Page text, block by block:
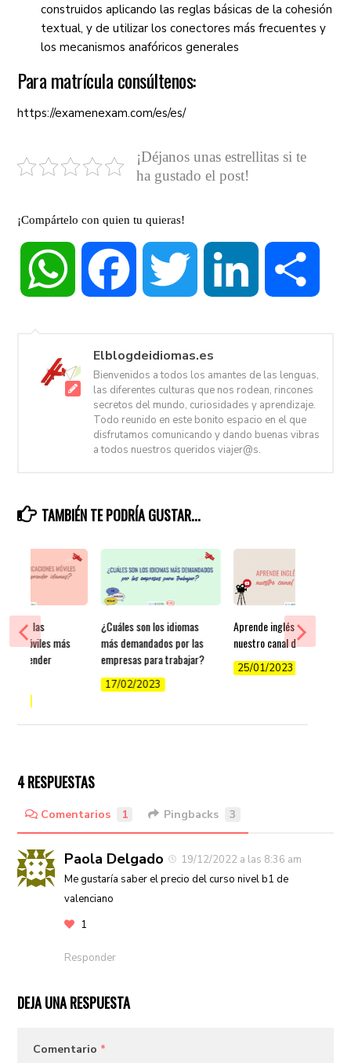
construidos aplicando las reglas básicas de la cohesión
textual, y de utilizar los conectores más frecuentes y
los mecanismos anafóricos generales
Para matrícula consúltenos:
https://examenexam.com/es/es/
¡Déjanos unas estrellitas si te
ha gustado el post!
¡Compártelo con quien tu quieras!
WhatsApp Facebook Twitter LinkedIn
Elblogdeidiomas.es
Bienvenidos a todos los amantes de las lenguas,
las diferentes culturas que nos rodean, rincones
secretos del mundo, curiosidades y aprendizaje.
Todo reunido en este bonito espacio en el que
disfrutamos comunicando y dando buenas vibras
a todos nuestros queridos viajer@s.
TAMBIÉN TE PODRÍA GUSTAR...
¿Cuáles son los idiomas
más demandados por las
empresas para trabajar?
17/02/2023
Aprende inglés gratis en
nuestro canal de YouTube
25/01/2023
son las
móviles más
aprender
4 RESPUESTAS
Comentarios 1 Pingbacks 3
Paola Delgado
19/12/2022 a las 8:36 am
Me gustaría saber el precio del curso nivel b1 de
valenciano
1
Responder
DEJA UNA RESPUESTA
Comentario *